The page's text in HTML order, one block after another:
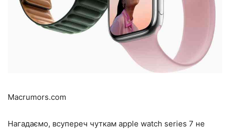
Macrumors.com
Нагадаємо, всупереч чуткам apple watch series 7 не